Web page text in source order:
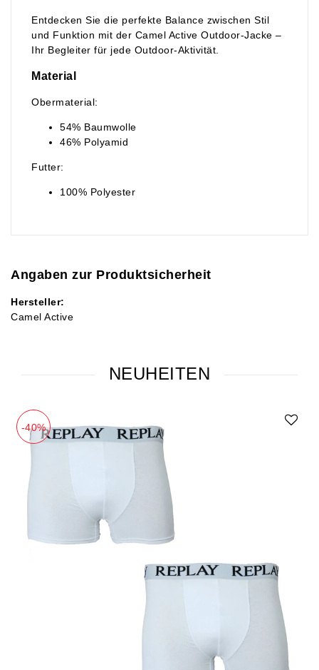
Entdecken Sie die perfekte Balance zwischen Stil
und Funktion mit der Camel Active Outdoor-Jacke –
Ihr Begleiter für jede Outdoor-Aktivität.
Material
Obermaterial:
54% Baumwolle
46% Polyamid
Futter:
100% Polyester
Angaben zur Produktsicherheit
Hersteller:
Camel Active
NEUHEITEN
-40%